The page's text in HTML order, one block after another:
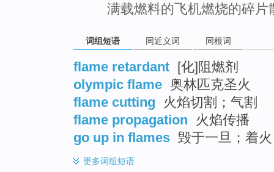
满载燃料的飞机燃烧的碎
词组短语 同近义词 同根词
flame retardant [化]阻燃剂
olympic flame 奥林匹克圣火
flame cutting
火焰切割；气割
flame propagation
火焰传播
go up in flames 毁于一旦；着
更多词组短语